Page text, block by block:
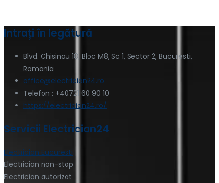
Intrați în legătură
Blvd. Chisinau 18, Bloc M8, Sc 1, Sector 2, Bucuresti,
Romania
office@electrician24.ro
Telefon : +40721 60 90 10
https://electrician24.ro/
Servicii Electrician24
Electrician Bucuresti
Electrician non-stop
Electrician autorizat